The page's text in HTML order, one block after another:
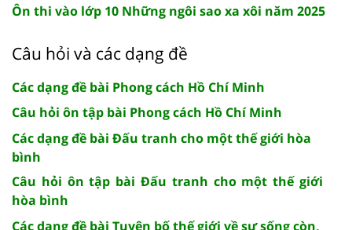
Ôn thi vào lớp 10 Những ngôi sao xa xôi năm 2025
Câu hỏi và các dạng đề
Các dạng đề bài Phong cách Hồ Chí Minh
Câu hỏi ôn tập bài Phong cách Hồ Chí Minh
Các dạng đề bài Đấu tranh cho một thế giới hòa
bình
Câu hỏi ôn tập bài Đấu tranh cho một thế giới
hòa bình
Các dạng đề bài Tuyên bố thế giới về sự sống còn,